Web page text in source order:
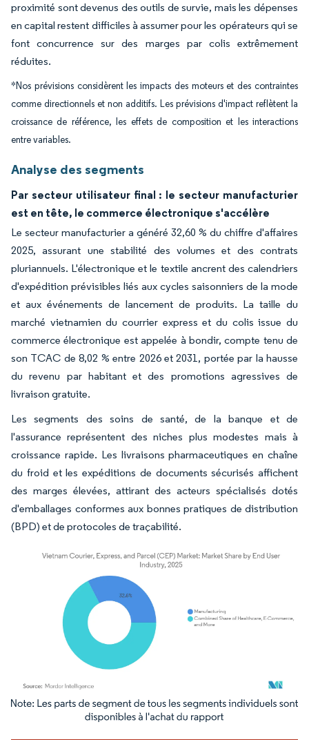
proximité sont devenus des outils de survie, mais les dépenses
en capital restent difficiles à assumer pour les opérateurs qui se
font concurrence sur des marges par colis extrêmement
réduites.
*Nos prévisions considèrent les impacts des moteurs et des contraintes
comme directionnels et non additifs. Les prévisions d'impact reflètent la
croissance de référence, les effets de composition et les interactions
entre variables.
Analyse des segments
Par secteur utilisateur final : le secteur manufacturier
est en tête, le commerce électronique s'accélère
Le secteur manufacturier a généré 32,60 % du chiffre d'affaires
2025, assurant une stabilité des volumes et des contrats
pluriannuels. L'électronique et le textile ancrent des calendriers
d'expédition prévisibles liés aux cycles saisonniers de la mode
et aux événements de lancement de produits. La taille du
marché vietnamien du courrier express et du colis issue du
commerce électronique est appelée à bondir, compte tenu de
son TCAC de 8,02 % entre 2026 et 2031, portée par la hausse
du revenu par habitant et des promotions agressives de
livraison gratuite.
Les segments des soins de santé, de la banque et de
l'assurance représentent des niches plus modestes mais à
croissance rapide. Les livraisons pharmaceutiques en chaîne
du froid et les expéditions de documents sécurisés affichent
des marges élevées, attirant des acteurs spécialisés dotés
d'emballages conformes aux bonnes pratiques de distribution
(BPD) et de protocoles de traçabilité.
Image © Mordor Intelligence. La réutilisation nécessite une attribution sous CC BY